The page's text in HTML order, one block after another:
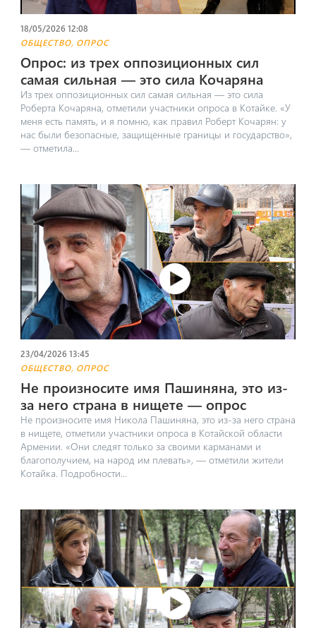
18/05/2026 12:08
ОБЩЕСТВО, ОПРОС
Опрос: из трех оппозиционных сил
самая сильная — это сила Кочаряна
Из трех оппозиционных сил самая сильная — это сила
Роберта Кочаряна, отметили участники опроса в Котайке. «У
меня есть память, и я помню, как правил Роберт Кочарян: у
нас были безопасные, защищенные границы и государство»,
— отметила...
23/04/2026 13:45
ОБЩЕСТВО, ОПРОС
Не произносите имя Пашиняна, это из-
за него страна в нищете — опрос
Не произносите имя Никола Пашиняна, это из-за него страна
в нищете, отметили участники опроса в Котайской области
Армении. «Они следят только за своими карманами и
благополучием, на народ им плевать», — отметили жители
Котайка. Подробности...